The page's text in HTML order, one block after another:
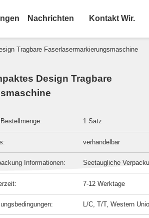
Nachrichten Kontakt Wir.
Tragbare Faserlasermarkierungsmaschine
Design Tragbare
1 Satz
verhandelbar
Informationen: Seetaugliche
7-12 Werktage
L/C, T/T, Western